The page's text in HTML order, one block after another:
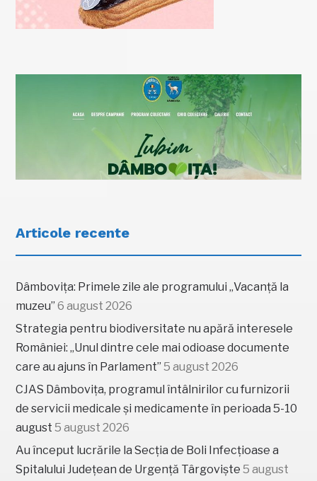
Articole recente
Dâmbovița: Primele zile ale programului „Vacanță la
muzeu” 6 august 2026
Strategia pentru biodiversitate nu apără interesele
României: „Unul dintre cele mai odioase documente
care au ajuns în Parlament” 5 august 2026
CJAS Dâmbovița, programul întâlnirilor cu furnizorii
de servicii medicale și medicamente în perioada 5-10
august 5 august 2026
Au început lucrările la Secția de Boli Infecțioase a
Spitalului Județean de Urgență Târgoviște 5 august